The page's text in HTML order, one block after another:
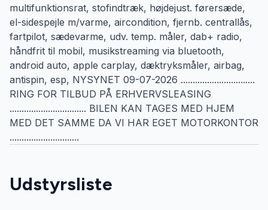
multifunktionsrat, stofindtræk, højdejust. førersæde,
el-sidespejle m/varme, aircondition, fjernb. centrallås,
fartpilot, sædevarme, udv. temp. måler, dab+ radio,
håndfrit til mobil, musikstreaming via bluetooth,
android auto, apple carplay, dæktryksmåler, airbag,
antispin, esp, NYSYNET 09-07-2026 ...............................
RING FOR TILBUD PÅ ERHVERVSLEASING
................................ BILEN KAN TAGES MED HJEM
MED DET SAMME DA VI HAR EGET MOTORKONTOR
.............................
Udstyrsliste